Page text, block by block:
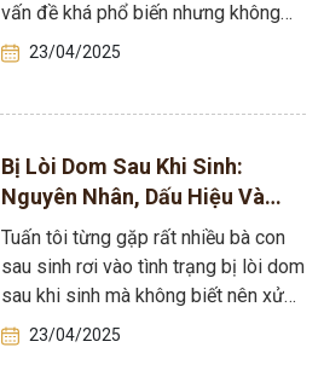
vấn đề khá phổ biến nhưng không
phải ai cũng…
23/04/2025
Bị Lòi Dom Sau Khi Sinh:
Nguyên Nhân, Dấu Hiệu Và
Cách Chữa
Tuấn tôi từng gặp rất nhiều bà con
sau sinh rơi vào tình trạng bị lòi dom
sau khi sinh mà không biết nên xử…
23/04/2025